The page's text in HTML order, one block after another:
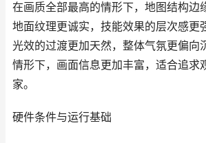
在画质全部最高的情形下，地图结构边
地面纹理更诚实，技能效果的层次感更
光效的过渡更加天然，整体气氛更偏向
情形下，画面信息更加丰富，适合追求
家。
硬件条件与运行基础